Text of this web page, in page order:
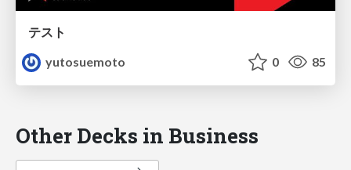
テスト
yutosuemoto
0 85
Other Decks in Business